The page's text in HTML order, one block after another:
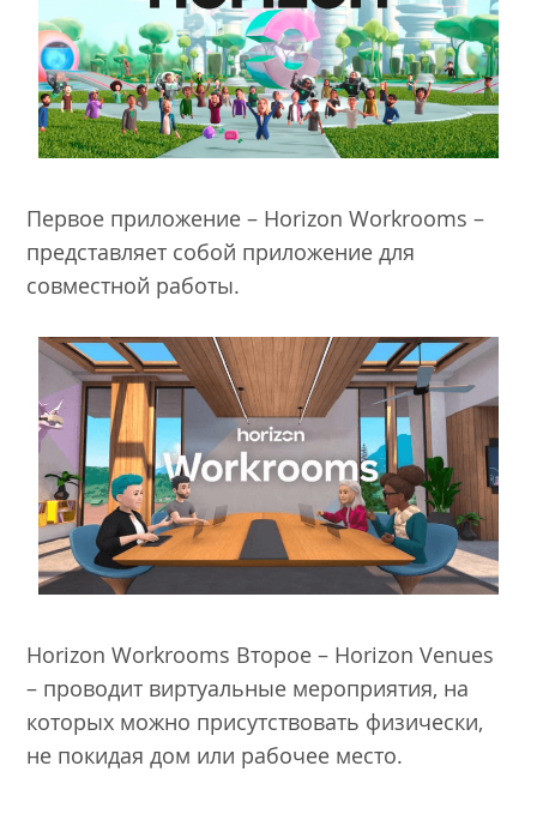
Первое приложение – Horizon Workrooms –
представляет собой приложение для
совместной работы.
Horizon Workrooms Второе – Horizon Venues
– проводит виртуальные мероприятия, на
которых можно присутствовать физически,
не покидая дом или рабочее место.